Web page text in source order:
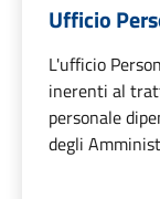
Ufficio
L'ufficio
inerenti al
personale
degli